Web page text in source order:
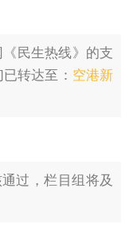
民生热线》的支
转达至： 空港新
过，栏目组将及